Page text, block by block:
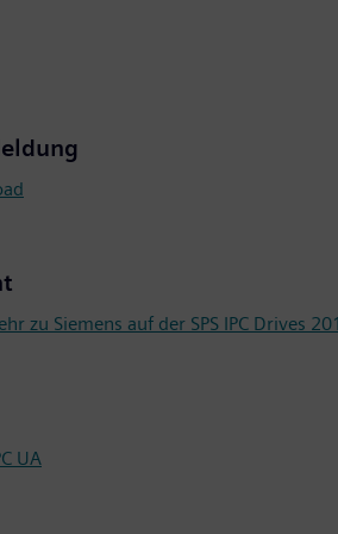
zu Siemens auf der SPS IPC Drives
UA